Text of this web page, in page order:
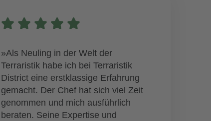
»Als Neuling in der Welt der
Terraristik habe ich bei Terraristik
District eine erstklassige Erfahrung
gemacht. Der Chef hat sich viel Zeit
genommen und mich ausführlich
beraten. Seine Expertise und